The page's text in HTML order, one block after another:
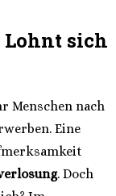
sich
Menschen nach
Eine
. Doch